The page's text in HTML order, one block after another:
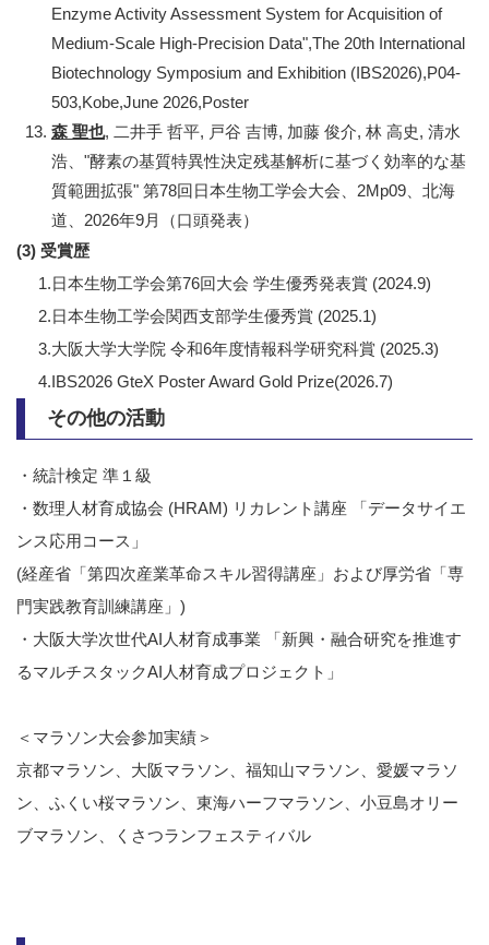
Enzyme Activity Assessment System for Acquisition of
Medium-Scale High-Precision Data",The 20th International
Biotechnology Symposium and Exhibition (IBS2026),P04-
503,Kobe,June 2026,Poster
森 聖也, 二井手 哲平, 戸谷 吉博, 加藤 俊介, 林 高史, 清水
浩、"酵素の基質特異性決定残基解析に基づく効率的な基
質範囲拡張" 第78回日本生物工学会大会、2Mp09、北海
道、2026年9月（口頭発表）
(3) 受賞歴
1.日本生物工学会第76回大会 学生優秀発表賞 (2024.9)
2.日本生物工学会関西支部学生優秀賞 (2025.1)
3.大阪大学大学院 令和6年度情報科学研究科賞 (2025.3)
4.IBS2026 GteX Poster Award Gold Prize(2026.7)
その他の活動
・統計検定 準１級
・数理人材育成協会 (HRAM) リカレント講座 「データサイエ
ンス応用コース」
(経産省「第四次産業革命スキル習得講座」および厚労省「専
門実践教育訓練講座」)
・大阪大学次世代AI人材育成事業 「新興・融合研究を推進す
るマルチスタックAI人材育成プロジェクト」
＜マラソン大会参加実績＞
京都マラソン、大阪マラソン、福知山マラソン、愛媛マラソ
ン、ふくい桜マラソン、東海ハーフマラソン、小豆島オリー
ブマラソン、くさつランフェスティバル